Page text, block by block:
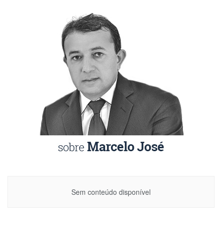
Sem conteúdo disponível